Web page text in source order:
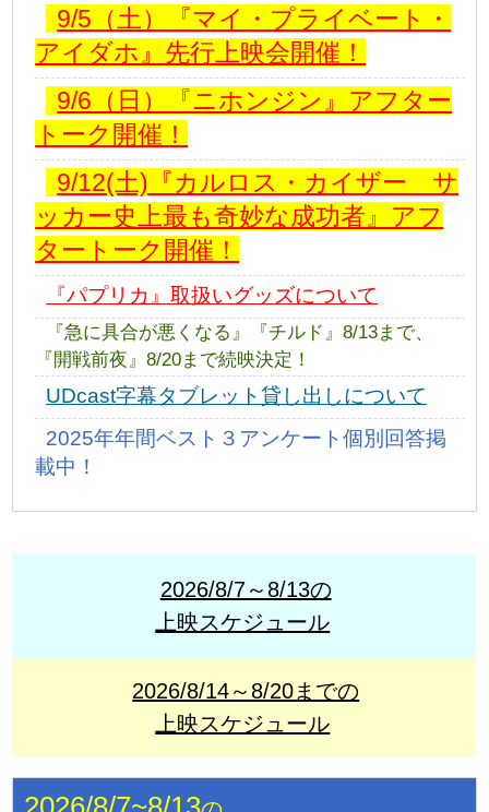
9/5（土）『マイ・プライベート・
アイダホ』先行上映会開催！
9/6（日）『ニホンジン』アフター
トーク開催！
9/12(土)『カルロス・カイザー サ
ッカー史上最も奇妙な成功者』アフ
タートーク開催！
『パプリカ』取扱いグッズについて
『急に具合が悪くなる』『チルド』8/13まで、
『開戦前夜』8/20まで続映決定！
UDcast字幕タブレット貸し出しについて
2025年年間ベスト３アンケート個別回答掲
載中！
2026/8/7～8/13の
上映スケジュール
2026/8/14～8/20までの
上映スケジュール